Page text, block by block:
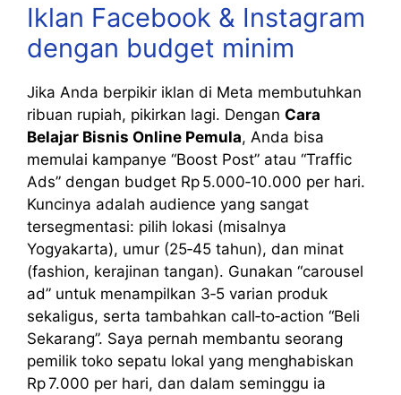
Iklan Facebook & Instagram
dengan budget minim
Jika Anda berpikir iklan di Meta membutuhkan
ribuan rupiah, pikirkan lagi. Dengan Cara
Belajar Bisnis Online Pemula, Anda bisa
memulai kampanye “Boost Post” atau “Traffic
Ads” dengan budget Rp 5.000‑10.000 per hari.
Kuncinya adalah audience yang sangat
tersegmentasi: pilih lokasi (misalnya
Yogyakarta), umur (25‑45 tahun), dan minat
(fashion, kerajinan tangan). Gunakan “carousel
ad” untuk menampilkan 3‑5 varian produk
sekaligus, serta tambahkan call‑to‑action “Beli
Sekarang”. Saya pernah membantu seorang
pemilik toko sepatu lokal yang menghabiskan
Rp 7.000 per hari, dan dalam seminggu ia